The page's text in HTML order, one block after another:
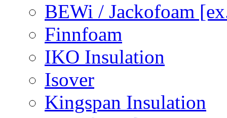
BEWi / Jackofoam
Finnfoam
IKO Insulation
Isover
Kingspan Insulation